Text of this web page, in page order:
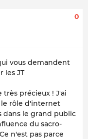
0
vous demandent
les JT
très précieux ! J'ai
le rôle d'internet
dans le grand public
du sacro-
n'est pas parce